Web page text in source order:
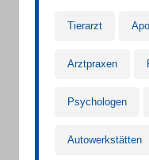
Tierarzt
Arztpraxen
Psychologen
Autowerkstätten